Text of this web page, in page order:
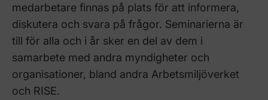
medarbetare finnas på plats för att informera,
diskutera och svara på frågor. Seminarierna är
till för alla och i år sker en del av dem i
samarbete med andra myndigheter och
organisationer, bland andra Arbetsmiljöverket
och RISE.